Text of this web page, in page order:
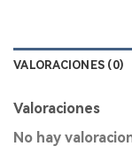
VALORACIONES (0)
Valoraciones
No hay